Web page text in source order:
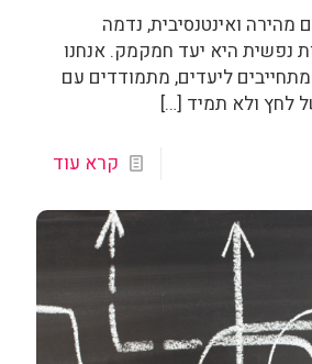
מהירה ואינטנסיבית, נדמה
נפשית היא יעד חמקמק. אנחנו
מתחייבים ליעדים, מתמודדים עם
לחץ ולא תמיד […]
קרא עוד